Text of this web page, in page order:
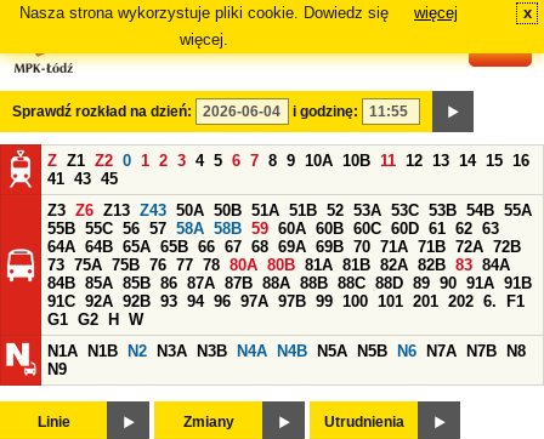
Nasza strona wykorzystuje pliki cookie. Dowiedz się
więcej.
więcej x
Sprawdź rozkład na dzień: i godzinę:
Z Z1 Z2 0 1 2 3 4 5 6 7 8 9 10A 10B 11 12 13 14 15 16
41 43 45
Z3 Z6 Z13 Z43 50A 50B 51A 51B 52 53A 53C 53B 54B 55A
55B 55C 56 57 58A 58B 59 60A 60B 60C 60D 61 62 63
64A 64B 65A 65B 66 67 68 69A 69B 70 71A 71B 72A 72B
73 75A 75B 76 77 78 80A 80B 81A 81B 82A 82B 83 84A
84B 85A 85B 86 87A 87B 88A 88B 88C 88D 89 90 91A 91B
91C 92A 92B 93 94 96 97A 97B 99 100 101 201 202 6.
F1
G1 G2 H
W
N1A
N1B N2 N3A N3B N4A N4B N5A N5B N6 N7A N7B
N8
N9
Linie Zmiany Utrudnienia